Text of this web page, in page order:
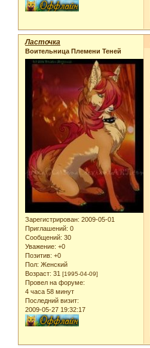
Ласточка
Воительница Племени Теней
Зарегистрирован: 2009-05-01
Приглашений: 0
Сообщений: 30
Уважение: +0
Позитив: +0
Пол: Женский
Возраст: 31 [1995-04-09]
Провел на форуме:
4 часа 58 минут
Последний визит:
2009-05-27 19:32:17